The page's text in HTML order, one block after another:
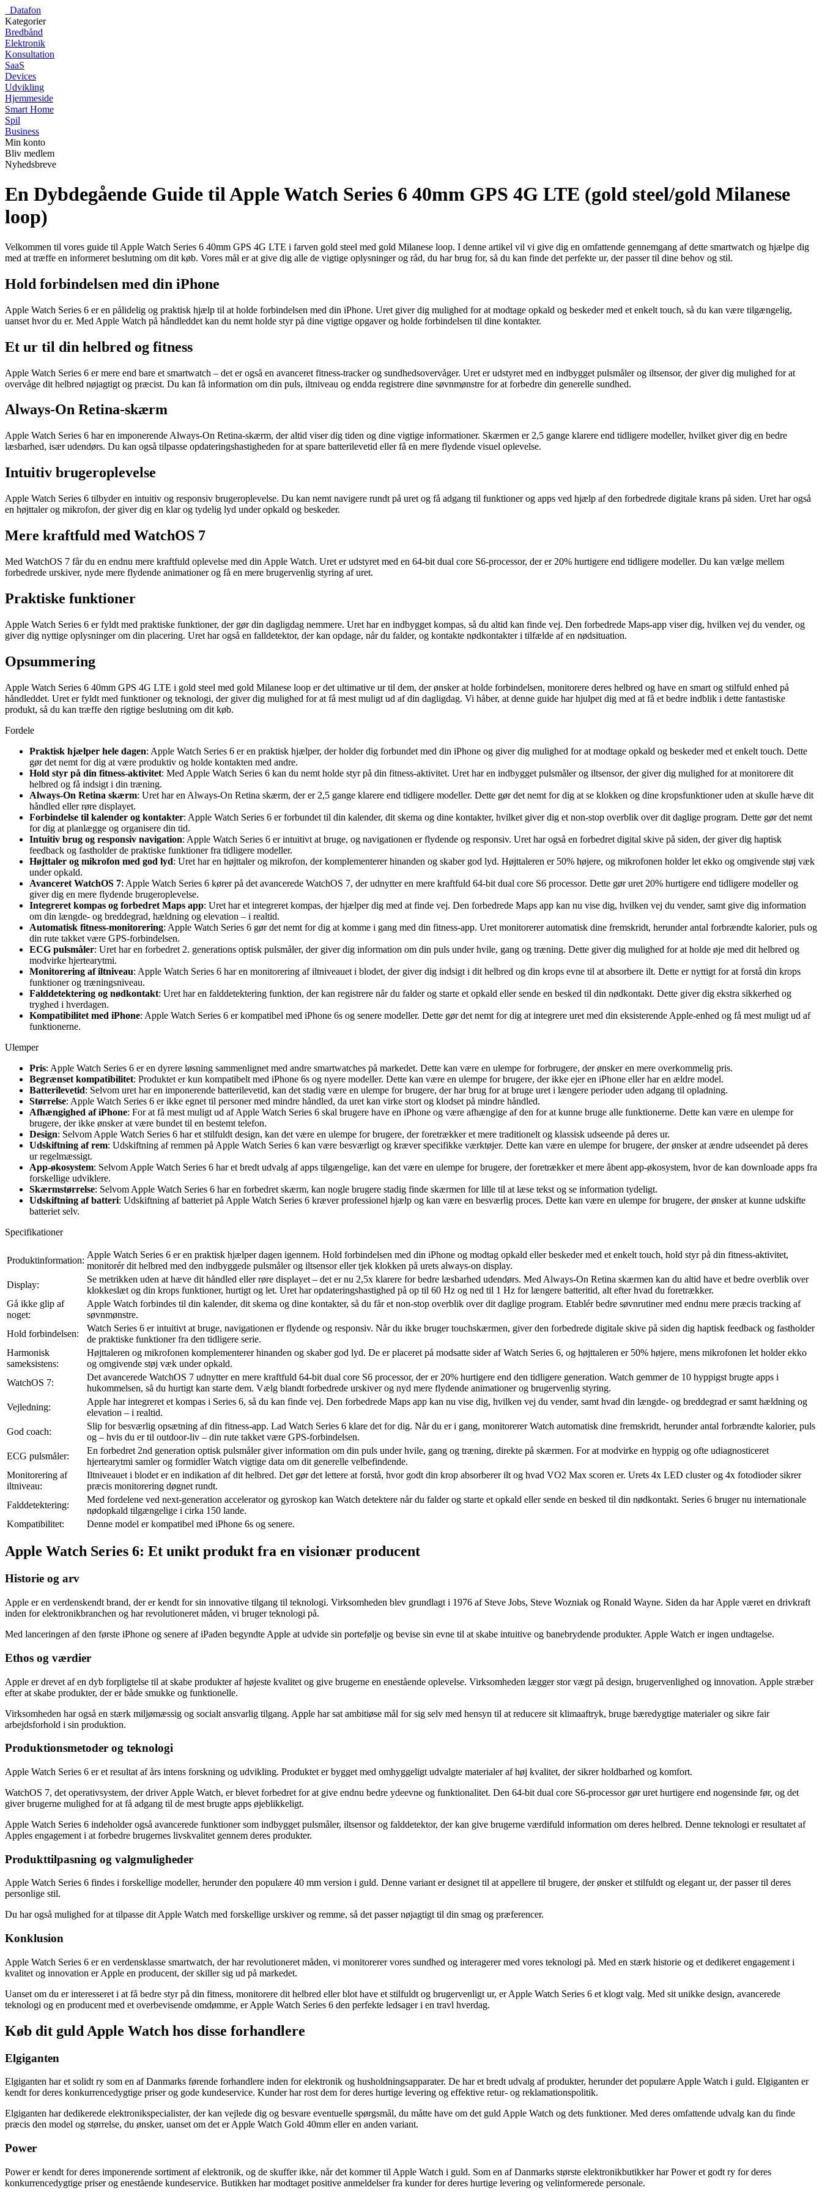
Datafon
Kategorier
Bredbånd
Elektronik
Konsultation
SaaS
Devices
Udvikling
Hjemmeside
Smart Home
Spil
Business
Min konto
Bliv medlem
Nyhedsbreve
En Dybdegående Guide til Apple Watch Series 6 40mm GPS 4G LTE (gold steel/gold Milanese
loop)
Velkommen til vores guide til Apple Watch Series 6 40mm GPS 4G LTE i farven gold steel med gold Milanese loop. I denne artikel vil vi give dig en omfattende gennemgang af dette smartwatch og hjælpe dig
med at træffe en informeret beslutning om dit køb. Vores mål er at give dig alle de vigtige oplysninger og råd, du har brug for, så du kan finde det perfekte ur, der passer til dine behov og stil.
Hold forbindelsen med din iPhone
Apple Watch Series 6 er en pålidelig og praktisk hjælp til at holde forbindelsen med din iPhone. Uret giver dig mulighed for at modtage opkald og beskeder med et enkelt touch, så du kan være tilgængelig,
uanset hvor du er. Med Apple Watch på håndleddet kan du nemt holde styr på dine vigtige opgaver og holde forbindelsen til dine kontakter.
Et ur til din helbred og fitness
Apple Watch Series 6 er mere end bare et smartwatch – det er også en avanceret fitness-tracker og sundhedsovervåger. Uret er udstyret med en indbygget pulsmåler og iltsensor, der giver dig mulighed for at
overvåge dit helbred nøjagtigt og præcist. Du kan få information om din puls, iltniveau og endda registrere dine søvnmønstre for at forbedre din generelle sundhed.
Always-On Retina-skærm
Apple Watch Series 6 har en imponerende Always-On Retina-skærm, der altid viser dig tiden og dine vigtige informationer. Skærmen er 2,5 gange klarere end tidligere modeller, hvilket giver dig en bedre
læsbarhed, især udendørs. Du kan også tilpasse opdateringshastigheden for at spare batterilevetid eller få en mere flydende visuel oplevelse.
Intuitiv brugeroplevelse
Apple Watch Series 6 tilbyder en intuitiv og responsiv brugeroplevelse. Du kan nemt navigere rundt på uret og få adgang til funktioner og apps ved hjælp af den forbedrede digitale krans på siden. Uret har også
en højttaler og mikrofon, der giver dig en klar og tydelig lyd under opkald og beskeder.
Mere kraftfuld med WatchOS 7
Med WatchOS 7 får du en endnu mere kraftfuld oplevelse med din Apple Watch. Uret er udstyret med en 64-bit dual core S6-processor, der er 20% hurtigere end tidligere modeller. Du kan vælge mellem
forbedrede urskiver, nyde mere flydende animationer og få en mere brugervenlig styring af uret.
Praktiske funktioner
Apple Watch Series 6 er fyldt med praktiske funktioner, der gør din dagligdag nemmere. Uret har en indbygget kompas, så du altid kan finde vej. Den forbedrede Maps-app viser dig, hvilken vej du vender, og
giver dig nyttige oplysninger om din placering. Uret har også en falldetektor, der kan opdage, når du falder, og kontakte nødkontakter i tilfælde af en nødsituation.
Opsummering
Apple Watch Series 6 40mm GPS 4G LTE i gold steel med gold Milanese loop er det ultimative ur til dem, der ønsker at holde forbindelsen, monitorere deres helbred og have en smart og stilfuld enhed på
håndleddet. Uret er fyldt med funktioner og teknologi, der giver dig mulighed for at få mest muligt ud af din dagligdag. Vi håber, at denne guide har hjulpet dig med at få et bedre indblik i dette fantastiske
produkt, så du kan træffe den rigtige beslutning om dit køb.
Fordele
Praktisk hjælper hele dagen: Apple Watch Series 6 er en praktisk hjælper, der holder dig forbundet med din iPhone og giver dig mulighed for at modtage opkald og beskeder med et enkelt touch. Dette
gør det nemt for dig at være produktiv og holde kontakten med andre.
Hold styr på din fitness-aktivitet: Med Apple Watch Series 6 kan du nemt holde styr på din fitness-aktivitet. Uret har en indbygget pulsmåler og iltsensor, der giver dig mulighed for at monitorere dit
helbred og få indsigt i din træning.
Always-On Retina skærm: Uret har en Always-On Retina skærm, der er 2,5 gange klarere end tidligere modeller. Dette gør det nemt for dig at se klokken og dine kropsfunktioner uden at skulle hæve dit
håndled eller røre displayet.
Forbindelse til kalender og kontakter: Apple Watch Series 6 er forbundet til din kalender, dit skema og dine kontakter, hvilket giver dig et non-stop overblik over dit daglige program. Dette gør det nemt
for dig at planlægge og organisere din tid.
Intuitiv brug og responsiv navigation: Apple Watch Series 6 er intuitivt at bruge, og navigationen er flydende og responsiv. Uret har også en forbedret digital skive på siden, der giver dig haptisk
feedback og fastholder de praktiske funktioner fra tidligere modeller.
Højttaler og mikrofon med god lyd: Uret har en højttaler og mikrofon, der komplementerer hinanden og skaber god lyd. Højttaleren er 50% højere, og mikrofonen holder let ekko og omgivende støj væk
under opkald.
Avanceret WatchOS 7: Apple Watch Series 6 kører på det avancerede WatchOS 7, der udnytter en mere kraftfuld 64-bit dual core S6 processor. Dette gør uret 20% hurtigere end tidligere modeller og
giver dig en mere flydende brugeroplevelse.
Integreret kompas og forbedret Maps app: Uret har et integreret kompas, der hjælper dig med at finde vej. Den forbedrede Maps app kan nu vise dig, hvilken vej du vender, samt give dig information
om din længde- og breddegrad, hældning og elevation – i realtid.
Automatisk fitness-monitorering: Apple Watch Series 6 gør det nemt for dig at komme i gang med din fitness-app. Uret monitorerer automatisk dine fremskridt, herunder antal forbrændte kalorier, puls og
din rute takket være GPS-forbindelsen.
ECG pulsmåler: Uret har en forbedret 2. generations optisk pulsmåler, der giver dig information om din puls under hvile, gang og træning. Dette giver dig mulighed for at holde øje med dit helbred og
modvirke hjertearytmi.
Monitorering af iltniveau: Apple Watch Series 6 har en monitorering af iltniveauet i blodet, der giver dig indsigt i dit helbred og din krops evne til at absorbere ilt. Dette er nyttigt for at forstå din krops
funktioner og træningsniveau.
Falddetektering og nødkontakt: Uret har en falddetektering funktion, der kan registrere når du falder og starte et opkald eller sende en besked til din nødkontakt. Dette giver dig ekstra sikkerhed og
tryghed i hverdagen.
Kompatibilitet med iPhone: Apple Watch Series 6 er kompatibel med iPhone 6s og senere modeller. Dette gør det nemt for dig at integrere uret med din eksisterende Apple-enhed og få mest muligt ud af
funktionerne.
Ulemper
Pris: Apple Watch Series 6 er en dyrere løsning sammenlignet med andre smartwatches på markedet. Dette kan være en ulempe for forbrugere, der ønsker en mere overkommelig pris.
Begrænset kompatibilitet: Produktet er kun kompatibelt med iPhone 6s og nyere modeller. Dette kan være en ulempe for brugere, der ikke ejer en iPhone eller har en ældre model.
Batterilevetid: Selvom uret har en imponerende batterilevetid, kan det stadig være en ulempe for brugere, der har brug for at bruge uret i længere perioder uden adgang til opladning.
Størrelse: Apple Watch Series 6 er ikke egnet til personer med mindre håndled, da uret kan virke stort og klodset på mindre håndled.
Afhængighed af iPhone: For at få mest muligt ud af Apple Watch Series 6 skal brugere have en iPhone og være afhængige af den for at kunne bruge alle funktionerne. Dette kan være en ulempe for
brugere, der ikke ønsker at være bundet til en bestemt telefon.
Design: Selvom Apple Watch Series 6 har et stilfuldt design, kan det være en ulempe for brugere, der foretrækker et mere traditionelt og klassisk udseende på deres ur.
Udskiftning af rem: Udskiftning af remmen på Apple Watch Series 6 kan være besværligt og kræver specifikke værktøjer. Dette kan være en ulempe for brugere, der ønsker at ændre udseendet på deres
ur regelmæssigt.
App-økosystem: Selvom Apple Watch Series 6 har et bredt udvalg af apps tilgængelige, kan det være en ulempe for brugere, der foretrækker et mere åbent app-økosystem, hvor de kan downloade apps fra
forskellige udviklere.
Skærmstørrelse: Selvom Apple Watch Series 6 har en forbedret skærm, kan nogle brugere stadig finde skærmen for lille til at læse tekst og se information tydeligt.
Udskiftning af batteri: Udskiftning af batteriet på Apple Watch Series 6 kræver professionel hjælp og kan være en besværlig proces. Dette kan være en ulempe for brugere, der ønsker at kunne udskifte
batteriet selv.
Specifikationer
Produktinformation:
Apple Watch Series 6 er en praktisk hjælper dagen igennem. Hold forbindelsen med din iPhone og modtag opkald eller beskeder med et enkelt touch, hold styr på din fitness-aktivitet,
monitorér dit helbred med den indbyggede pulsmåler og iltsensor eller tjek klokken på urets always-on display.
Display:
Se metrikken uden at hæve dit håndled eller røre displayet – det er nu 2,5x klarere for bedre læsbarhed udendørs. Med Always-On Retina skærmen kan du altid have et bedre overblik over
klokkeslæt og din krops funktioner, hurtigt og let. Uret har opdateringshastighed på op til 60 Hz og ned til 1 Hz for længere batteritid, alt efter hvad du foretrækker.
Gå ikke glip af
noget:
Apple Watch forbindes til din kalender, dit skema og dine kontakter, så du får et non-stop overblik over dit daglige program. Etablér bedre søvnrutiner med endnu mere præcis tracking af
søvnmønstre.
Hold forbindelsen:
Watch Series 6 er intuitivt at bruge, navigationen er flydende og responsiv. Når du ikke bruger touchskærmen, giver den forbedrede digitale skive på siden dig haptisk feedback og fastholder
de praktiske funktioner fra den tidligere serie.
Harmonisk
sameksistens:
Højttaleren og mikrofonen komplementerer hinanden og skaber god lyd. De er placeret på modsatte sider af Watch Series 6, og højttaleren er 50% højere, mens mikrofonen let holder ekko
og omgivende støj væk under opkald.
WatchOS 7:
Det avancerede WatchOS 7 udnytter en mere kraftfuld 64-bit dual core S6 processor, der er 20% hurtigere end den tidligere generation. Watch gemmer de 10 hyppigst brugte apps i
hukommelsen, så du hurtigt kan starte dem. Vælg blandt forbedrede urskiver og nyd mere flydende animationer og brugervenlig styring.
Vejledning:
Apple har integreret et kompas i Series 6, så du kan finde vej. Den forbedrede Maps app kan nu vise dig, hvilken vej du vender, samt hvad din længde- og breddegrad er samt hældning og
elevation – i realtid.
God coach:
Slip for besværlig opsætning af din fitness-app. Lad Watch Series 6 klare det for dig. Når du er i gang, monitorerer Watch automatisk dine fremskridt, herunder antal forbrændte kalorier, puls
og – hvis du er til outdoor-liv – din rute takket være GPS-forbindelsen.
ECG pulsmåler:
En forbedret 2nd generation optisk pulsmåler giver information om din puls under hvile, gang og træning, direkte på skærmen. For at modvirke en hyppig og ofte udiagnosticeret
hjertearytmi samler og formidler Watch vigtige data om dit generelle velbefindende.
Monitorering af
iltniveau:
Iltniveauet i blodet er en indikation af dit helbred. Det gør det lettere at forstå, hvor godt din krop absorberer ilt og hvad VO2 Max scoren er. Urets 4x LED cluster og 4x fotodioder sikrer
præcis monitorering døgnet rundt.
Falddetektering:
Med fordelene ved next-generation accelerator og gyroskop kan Watch detektere når du falder og starte et opkald eller sende en besked til din nødkontakt. Series 6 bruger nu internationale
nødopkald tilgængelige i cirka 150 lande.
Kompatibilitet:
Denne model er kompatibel med iPhone 6s og senere.
Apple Watch Series 6: Et unikt produkt fra en visionær producent
Historie og arv
Apple er en verdenskendt brand, der er kendt for sin innovative tilgang til teknologi. Virksomheden blev grundlagt i 1976 af Steve Jobs, Steve Wozniak og Ronald Wayne. Siden da har Apple været en drivkraft
inden for elektronikbranchen og har revolutioneret måden, vi bruger teknologi på.
Med lanceringen af den første iPhone og senere af iPaden begyndte Apple at udvide sin portefølje og bevise sin evne til at skabe intuitive og banebrydende produkter. Apple Watch er ingen undtagelse.
Ethos og værdier
Apple er drevet af en dyb forpligtelse til at skabe produkter af højeste kvalitet og give brugerne en enestående oplevelse. Virksomheden lægger stor vægt på design, brugervenlighed og innovation. Apple stræber
efter at skabe produkter, der er både smukke og funktionelle.
Virksomheden har også en stærk miljømæssig og socialt ansvarlig tilgang. Apple har sat ambitiøse mål for sig selv med hensyn til at reducere sit klimaaftryk, bruge bæredygtige materialer og sikre fair
arbejdsforhold i sin produktion.
Produktionsmetoder og teknologi
Apple Watch Series 6 er et resultat af års intens forskning og udvikling. Produktet er bygget med omhyggeligt udvalgte materialer af høj kvalitet, der sikrer holdbarhed og komfort.
WatchOS 7, det operativsystem, der driver Apple Watch, er blevet forbedret for at give endnu bedre ydeevne og funktionalitet. Den 64-bit dual core S6-processor gør uret hurtigere end nogensinde før, og det
giver brugerne mulighed for at få adgang til de mest brugte apps øjeblikkeligt.
Apple Watch Series 6 indeholder også avancerede funktioner som indbygget pulsmåler, iltsensor og falddetektor, der kan give brugerne værdifuld information om deres helbred. Denne teknologi er resultatet af
Apples engagement i at forbedre brugernes livskvalitet gennem deres produkter.
Produkttilpasning og valgmuligheder
Apple Watch Series 6 findes i forskellige modeller, herunder den populære 40 mm version i guld. Denne variant er designet til at appellere til brugere, der ønsker et stilfuldt og elegant ur, der passer til deres
personlige stil.
Du har også mulighed for at tilpasse dit Apple Watch med forskellige urskiver og remme, så det passer nøjagtigt til din smag og præferencer.
Konklusion
Apple Watch Series 6 er en verdensklasse smartwatch, der har revolutioneret måden, vi monitorerer vores sundhed og interagerer med vores teknologi på. Med en stærk historie og et dedikeret engagement i
kvalitet og innovation er Apple en producent, der skiller sig ud på markedet.
Uanset om du er interesseret i at få bedre styr på din fitness, monitorere dit helbred eller blot have et stilfuldt og brugervenligt ur, er Apple Watch Series 6 et klogt valg. Med sit unikke design, avancerede
teknologi og en producent med et overbevisende omdømme, er Apple Watch Series 6 den perfekte ledsager i en travl hverdag.
Køb dit guld Apple Watch hos disse forhandlere
Elgiganten
Elgiganten har et solidt ry som en af Danmarks førende forhandlere inden for elektronik og husholdningsapparater. De har et bredt udvalg af produkter, herunder det populære Apple Watch i guld. Elgiganten er
kendt for deres konkurrencedygtige priser og gode kundeservice. Kunder har rost dem for deres hurtige levering og effektive retur- og reklamationspolitik.
Elgiganten har dedikerede elektronikspecialister, der kan vejlede dig og besvare eventuelle spørgsmål, du måtte have om det guld Apple Watch og dets funktioner. Med deres omfattende udvalg kan du finde
præcis den model og størrelse, du ønsker, uanset om det er Apple Watch Gold 40mm eller en anden variant.
Power
Power er kendt for deres imponerende sortiment af elektronik, og de skuffer ikke, når det kommer til Apple Watch i guld. Som en af Danmarks største elektronikbutikker har Power et godt ry for deres
konkurrencedygtige priser og enestående kundeservice. Butikken har modtaget positive anmeldelser fra kunder for deres hurtige levering og velinformerede personale.